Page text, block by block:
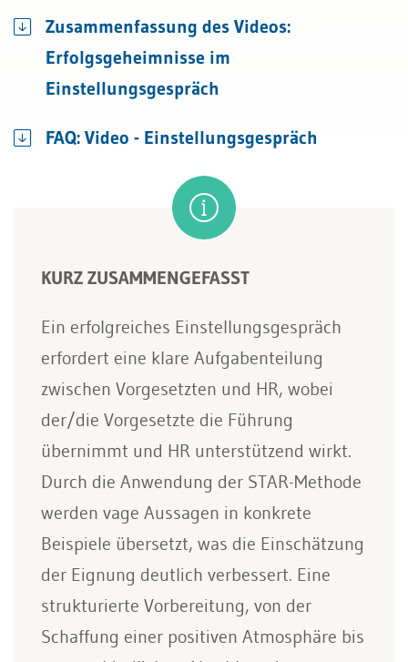
Zusammenfassung des Videos:
Erfolgsgeheimnisse im
Einstellungsgespräch
FAQ: Video - Einstellungsgespräch
KURZ ZUSAMMENGEFASST
Ein erfolgreiches Einstellungsgespräch
erfordert eine klare Aufgabenteilung
zwischen Vorgesetzten und HR, wobei
der/die Vorgesetzte die Führung
übernimmt und HR unterstützend wirkt.
Durch die Anwendung der STAR-Methode
werden vage Aussagen in konkrete
Beispiele übersetzt, was die Einschätzung
der Eignung deutlich verbessert. Eine
strukturierte Vorbereitung, von der
Schaffung einer positiven Atmosphäre bis